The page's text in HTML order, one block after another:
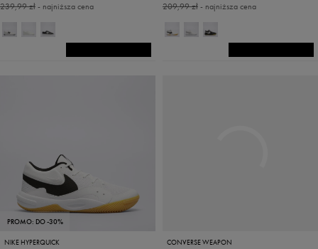
239,99 zł- najniższa cena 209,99 zł- najniższa cena
PROMO: DO -30%
NIKE HYPERQUICK CONVERSE WEAPON